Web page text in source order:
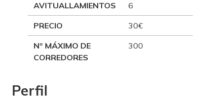
AVITUALLAMIENTOS 6
PRECIO 30€
Nº MÁXIMO DE
CORREDORES
300
Perfil